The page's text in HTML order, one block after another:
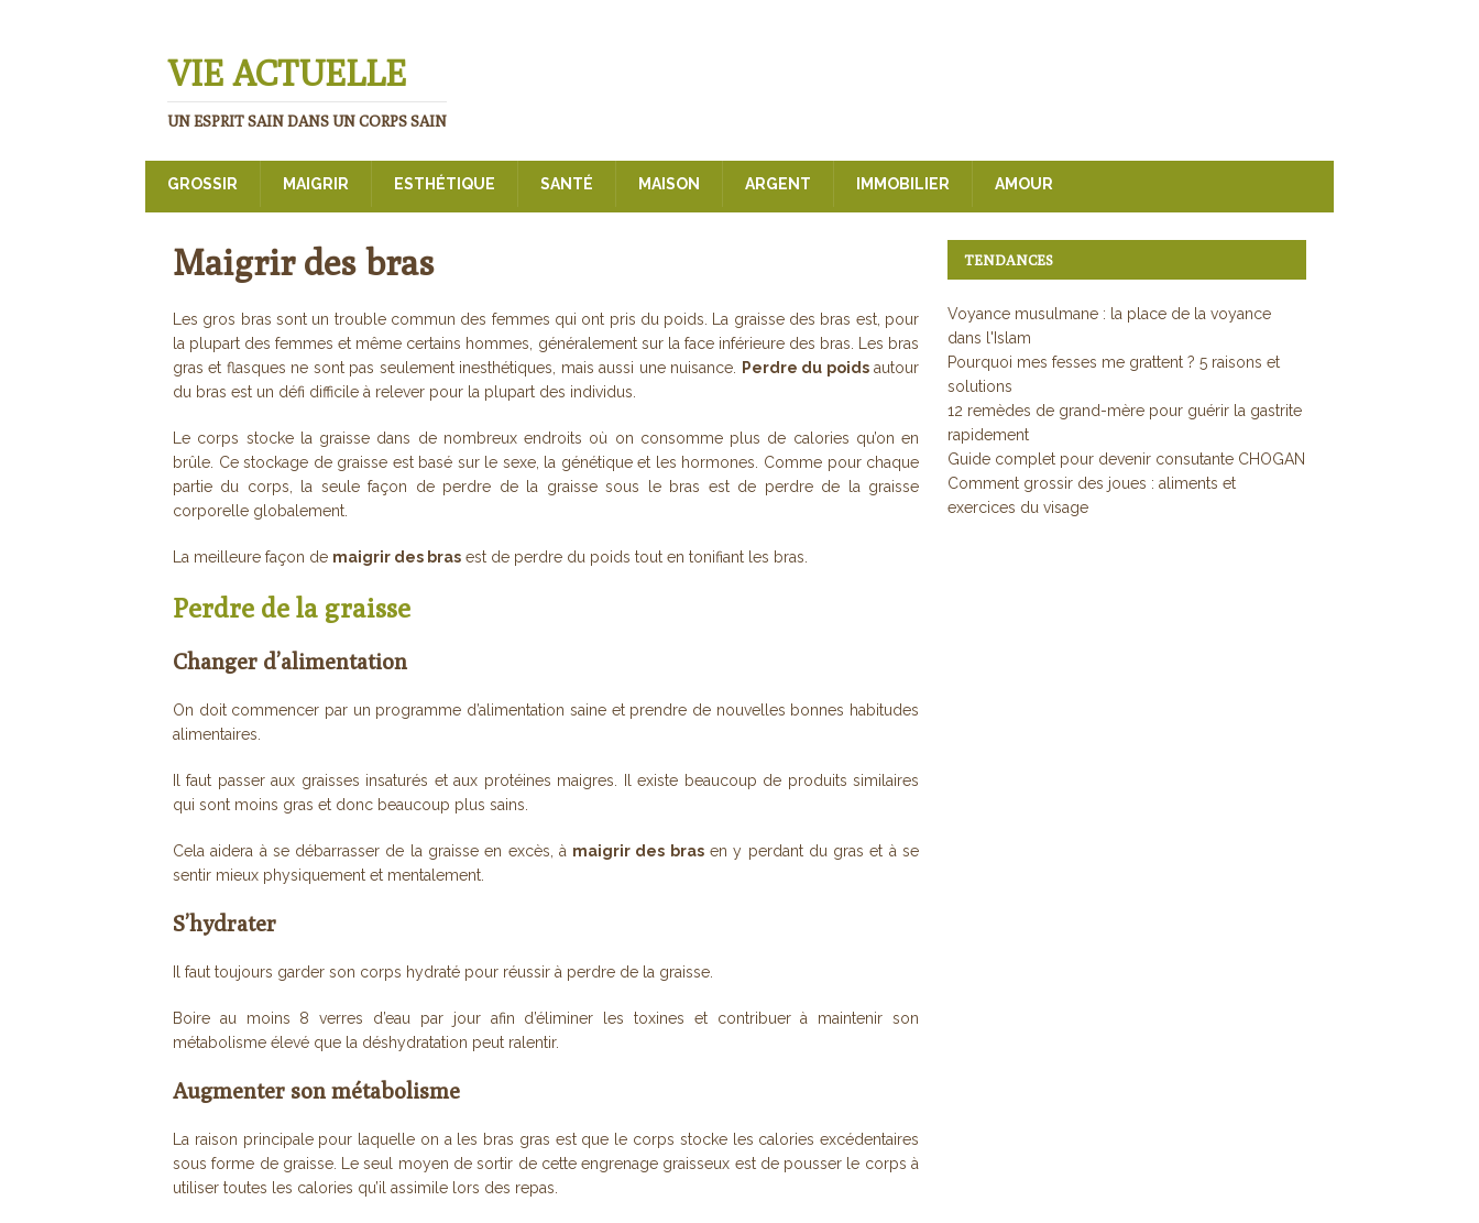
VIE ACTUELLE
UN ESPRIT SAIN DANS UN CORPS SAIN
GROSSIR MAIGRIR ESTHÉTIQUE SANTÉ MAISON ARGENT IMMOBILIER AMOUR
Maigrir des bras
Les gros bras sont un trouble commun des femmes qui ont pris du poids. La graisse des bras est, pour
la plupart des femmes et même certains hommes, généralement sur la face inférieure des bras. Les bras
gras et flasques ne sont pas seulement inesthétiques, mais aussi une nuisance.
Perdre du poidsautour
du bras est un défi difficile à relever pour la plupart des individus.
Le corps stocke la graisse dans de nombreux endroits où on consomme plus de calories qu’on en
brûle. Ce stockage de graisse est basé sur le sexe, la génétique et les hormones. Comme pour chaque
partie du corps, la seule façon de perdre de la graisse sous le bras est de perdre de la graisse
corporelle globalement.
La meilleure façon de maigrir des bras est de perdre du poids tout en tonifiant les bras.
Perdre de la graisse
Changer d’alimentation
On doit commencer par un programme d’alimentation saine et prendre de nouvelles bonnes habitudes
alimentaires.
Il faut passer aux graisses insaturés et aux protéines maigres. Il existe beaucoup de produits similaires
qui sont moins gras et donc beaucoup plus sains.
Cela aidera à se débarrasser de la graisse en excès, à maigrir des brasen y perdant du gras et à se
sentir mieux physiquement et mentalement.
S’hydrater
Il faut toujours garder son corps hydraté pour réussir à perdre de la graisse.
Boire au moins 8 verres d’eau par jour afin d’éliminer les toxines et contribuer à maintenir son
métabolisme élevé que la déshydratation peut ralentir.
Augmenter son métabolisme
La raison principale pour laquelle on a les bras gras est que le corps stocke les calories excédentaires
sous forme de graisse. Le seul moyen de sortir de cette engrenage graisseux est de pousser le corps à
utiliser toutes les calories qu’il assimile lors des repas.
TENDANCES
Voyance musulmane : la place de la voyance
dans l'Islam
Pourquoi mes fesses me grattent ? 5 raisons et
solutions
12 remèdes de grand-mère pour guérir la gastrite
rapidement
Guide complet pour devenir consutante CHOGAN
Comment grossir des joues : aliments et
exercices du visage